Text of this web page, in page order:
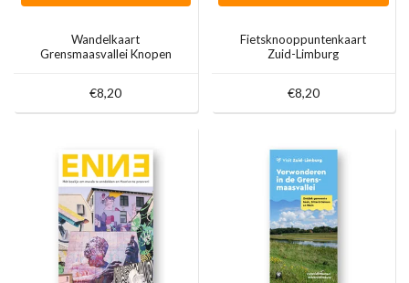
Wandelkaart
Grensmaasvallei Knopen
€8,20
Fietsknooppuntenkaart
Zuid-Limburg
€8,20